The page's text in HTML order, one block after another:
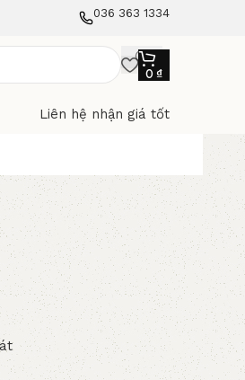
036 363 1334
0 ₫
Liên hệ nhận giá tốt